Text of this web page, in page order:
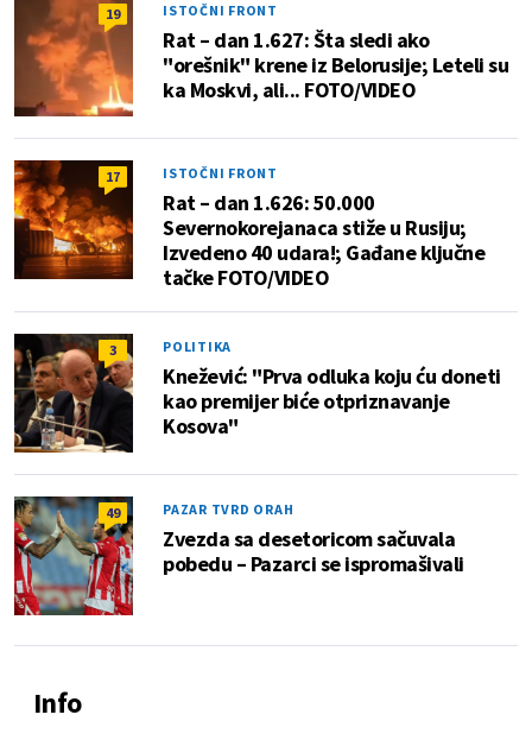
19 ISTOČNI FRONT
Rat – dan 1.627: Šta sledi ako
"orešnik" krene iz Belorusije; Leteli su
ka Moskvi, ali... FOTO/VIDEO
17 ISTOČNI FRONT
Rat – dan 1.626: 50.000
Severnokorejanaca stiže u Rusiju;
Izvedeno 40 udara!; Gađane ključne
tačke FOTO/VIDEO
3 POLITIKA
Knežević: "Prva odluka koju ću doneti
kao premijer biće otpriznavanje
Kosova"
49 PAZAR TVRD ORAH
Zvezda sa desetoricom sačuvala
pobedu – Pazarci se ispromašivali
Info